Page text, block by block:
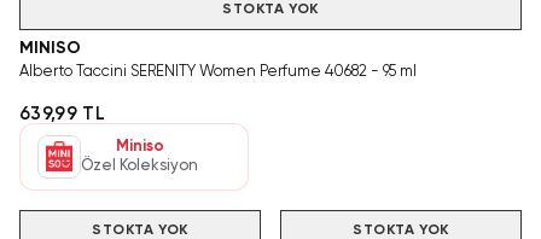
STOKTA YOK
MINISO
Alberto Taccini SERENITY Women Perfume 40682 - 95 ml
639,99 TL
Miniso
Özel Koleksiyon
STOKTA YOK STOKTA YOK